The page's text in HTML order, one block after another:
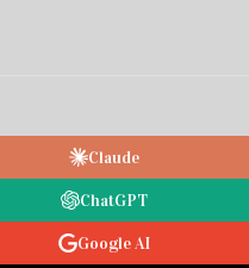
Claude
ChatGPT
Google AI